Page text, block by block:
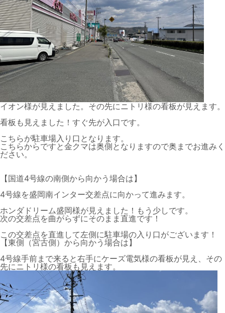
イオン様が見えました。その先にニトリ様の看板が見えます。
看板も見えました！すぐ先が入口です。
こちらが駐車場入り口となります。
こちらからですと金クマは奥側となりますので奥までお進みく
ださい。
【国道4号線の南側から向かう場合は】
4号線を盛岡南インター交差点に向かって進みます。
ホンダドリーム盛岡様が見えました！もう少しです。
次の交差点を曲がらずにそのまま直進です！
この交差点を直進して左側に駐車場の入り口がございます！
【東側（宮古側）から向かう場合は】
4号線手前まで来ると右手にケーズ電気様の看板が見え、その
先にニトリ様の看板も見えます。